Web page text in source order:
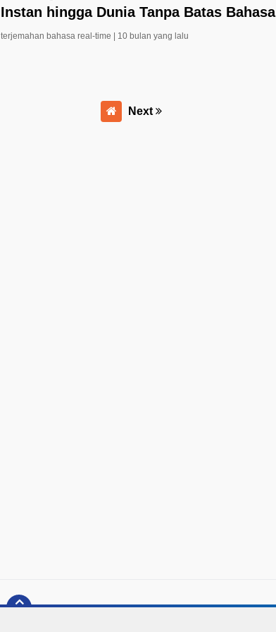
Instan hingga Dunia Tanpa Batas Bahasa
terjemahan bahasa real-time | 10 bulan yang lalu
Next